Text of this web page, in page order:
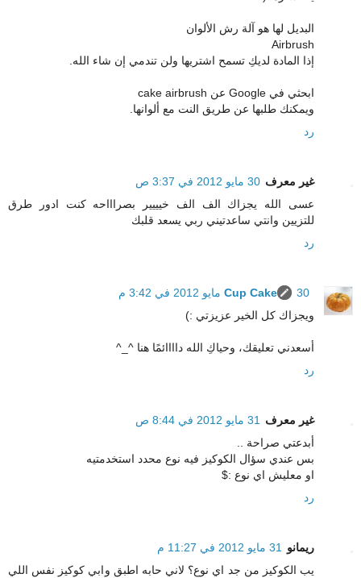
البديل لها هو آلة رش الألوان
Airbrush
إذا المادة لديكِ تسمح اشتريها ولن تندمي إن شاء الله.
ابحثي في Google عن cake airbrush
ويمكنك طلبها عن طريق النت مع ألوانها.
رد
غير معرف 30 مايو 2012 في 3:37 ص
عسى الله يجزاك الف الف خيييير بصراااحه كنت ادور طرق
للتزيين وانتي ساعدتيني ربي يسعد قلبك
رد
Cup Cake
30 مايو 2012 في 3:42 م
ويجزاك كل الخير عزيزتي :)
أسعدني تعليقك، وحياكِ الله داااائمًا هنا ^_^
رد
غير معرف
31 مايو 2012 في 8:44 ص
أبدعتي صراحة ..
بس عندي سؤال الكوكيز فيه نوع محدد استخدمتيه
او معليش اي نوع :$
رد
ريمانو
31 مايو 2012 في 11:27 م
يب الكوكيز من جد اي نوع؟ لاني حابه اطبق وابي كوكيز نفس اللي